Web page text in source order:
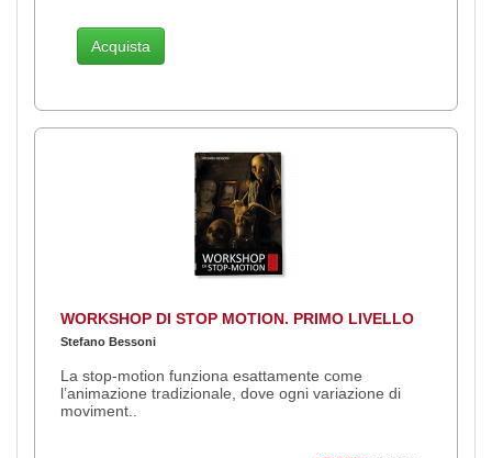
Acquista
WORKSHOP DI STOP MOTION. PRIMO LIVELLO
Stefano Bessoni
La stop-motion funziona esattamente come
l’animazione tradizionale, dove ogni variazione di
moviment..